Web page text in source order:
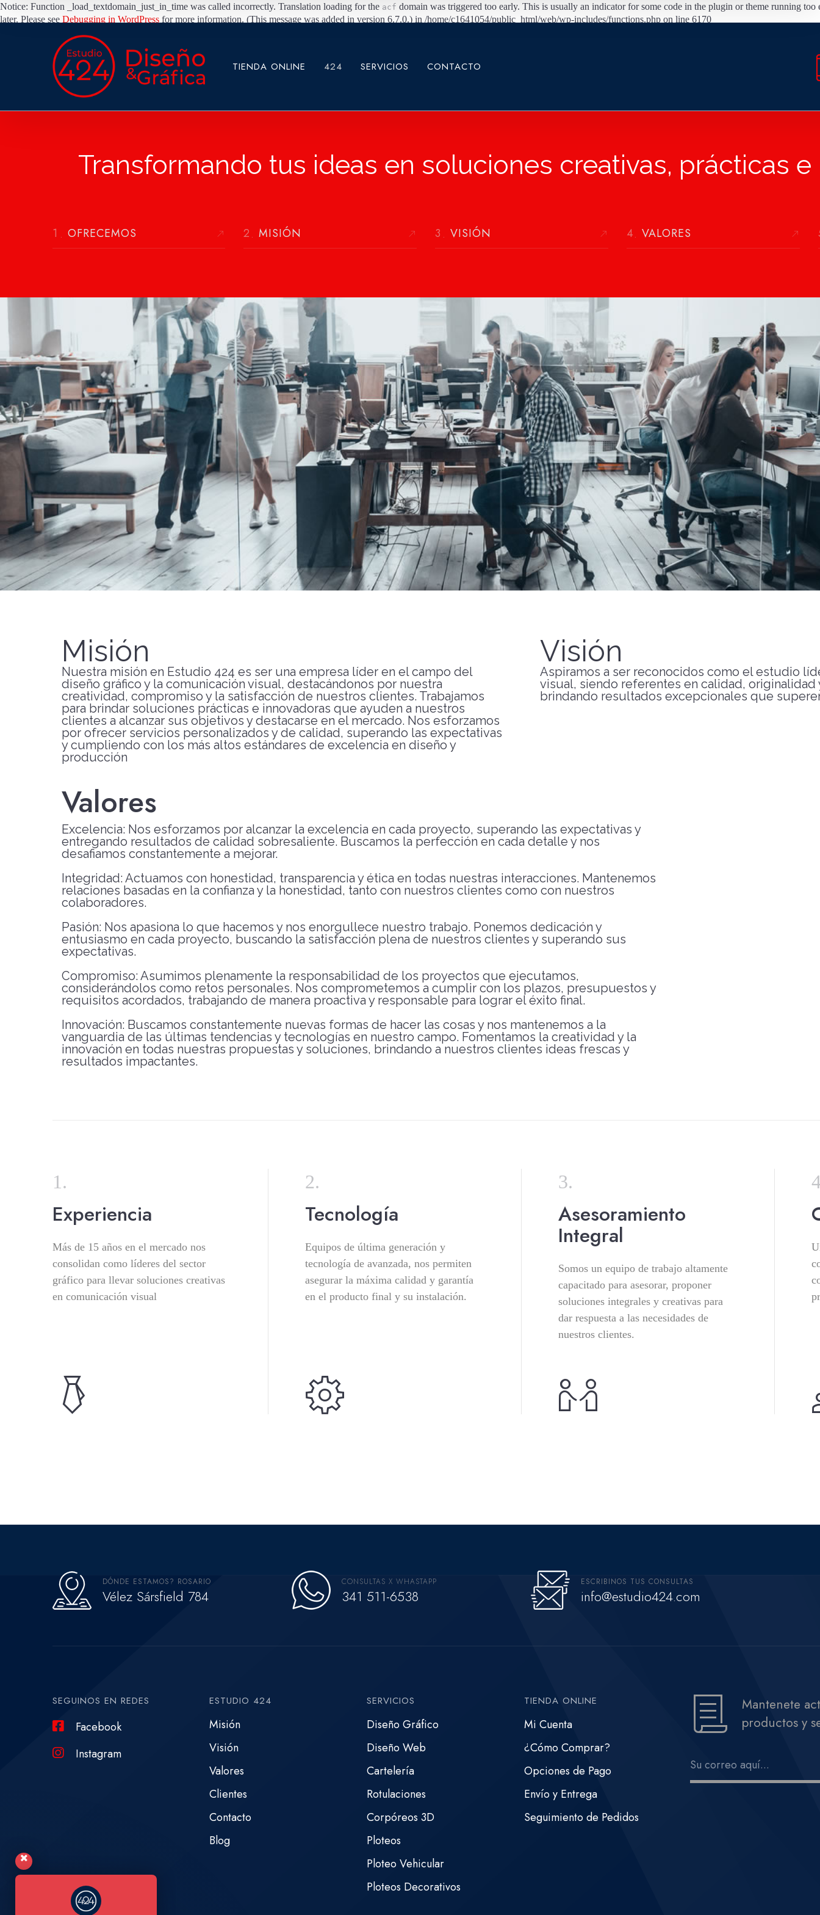
Notice: Function _load_textdomain_just_in_time was called incorrectly. Translation loading for the acf domain was triggered too early. This is usually an indicator for some code in the plugin or theme running
later. Please see Debugging in WordPress for more information. (This message was added in version 6.7.0.) in /home/c1641054/public_html/web/wp-includes/functions.php on line 6170
TIENDA ONLINE 424 SERVICIOS CONTACTO
Transformando tus ideas en soluciones creativas, prácticas
OFRECEMOS MISIÓN VISIÓN VALORES
Misión
Nuestra misión en Estudio 424 es ser una empresa líder en el campo del
diseño gráfico y la comunicación visual, destacándonos por nuestra
creatividad, compromiso y la satisfacción de nuestros clientes. Trabajamos
para brindar soluciones prácticas e innovadoras que ayuden a nuestros
clientes a alcanzar sus objetivos y destacarse en el mercado. Nos esforzamos
por ofrecer servicios personalizados y de calidad, superando las expectativas
y cumpliendo con los más altos estándares de excelencia en diseño y
producción
Visión
Aspiramos a ser reconocidos como el estudio
visual, siendo referentes en calidad, originalidad
brindando resultados excepcionales que
Valores
Excelencia: Nos esforzamos por alcanzar la excelencia en cada proyecto, superando las expectativas y
entregando resultados de calidad sobresaliente. Buscamos la perfección en cada detalle y nos
desafiamos constantemente a mejorar.
Integridad: Actuamos con honestidad, transparencia y ética en todas nuestras interacciones. Mantenemos
relaciones basadas en la confianza y la honestidad, tanto con nuestros clientes como con nuestros
colaboradores.
Pasión: Nos apasiona lo que hacemos y nos enorgullece nuestro trabajo. Ponemos dedicación y
entusiasmo en cada proyecto, buscando la satisfacción plena de nuestros clientes y superando sus
expectativas.
Compromiso: Asumimos plenamente la responsabilidad de los proyectos que ejecutamos,
considerándolos como retos personales. Nos comprometemos a cumplir con los plazos, presupuestos y
requisitos acordados, trabajando de manera proactiva y responsable para lograr el éxito final.
Innovación: Buscamos constantemente nuevas formas de hacer las cosas y nos mantenemos a la
vanguardia de las últimas tendencias y tecnologías en nuestro campo. Fomentamos la creatividad y la
innovación en todas nuestras propuestas y soluciones, brindando a nuestros clientes ideas frescas y
resultados impactantes.
Experiencia
Más de 15 años en el mercado nos
consolidan como líderes del sector
gráfico para llevar soluciones creativas
en comunicación visual
Tecnología
Equipos de última generación y
tecnología de avanzada, nos permiten
asegurar la máxima calidad y garantía
en el producto final y su instalación.
Asesoramiento
Integral
Somos un equipo de trabajo altamente
capacitado para asesorar, proponer
soluciones integrales y creativas para
dar respuesta a las necesidades de
nuestros clientes.
DÓNDE ESTAMOS? ROSARIO
Vélez Sársfield 784
CONSULTAS X WHASTAPP
341 511-6538
ESCRIBINOS TUS CONSULTAS
info@estudio424.com
SEGUINOS EN REDES
Facebook
Instagram
ESTUDIO 424
Misión
Visión
Valores
Clientes
Contacto
Blog
SERVICIOS
Diseño Gráfico
Diseño Web
Cartelería
Rotulaciones
Corpóreos 3D
Ploteos
Ploteo Vehicular
Ploteos Decorativos
TIENDA ONLINE
Mi Cuenta
¿Cómo Comprar?
Opciones de Pago
Envío y Entrega
Seguimiento de Pedidos
Mantenete
productos y